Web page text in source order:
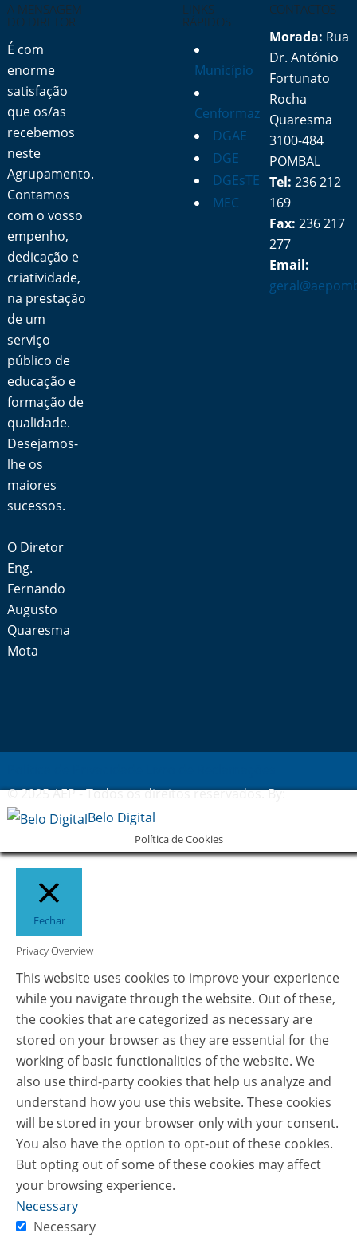
A MENSAGEM
DO DIRETOR
É com
enorme
satisfação
que os/as
recebemos
neste
Agrupamento.
Contamos
com o vosso
empenho,
dedicação e
criatividade,
na prestação
de um
serviço
público de
educação e
formação de
qualidade.
Desejamos-
lhe os
maiores
sucessos.
O Diretor
Eng.
Fernando
Augusto
Quaresma
Mota
LINKS
RÁPIDOS
Município
Cenformaz
DGAE
DGE
DGEsTE
MEC
CONTACTOS
Morada: Rua
Dr. António
Fortunato
Rocha
Quaresma
3100-484
POMBAL
Tel: 236 212
169
Fax: 236 217
277
Email:
© 2025 AEP - Todos os direitos reservados. By:
Belo Digital
Política de Cookies
Fechar
Privacy Overview
This website uses cookies to improve your experience
while you navigate through the website. Out of these,
the cookies that are categorized as necessary are
stored on your browser as they are essential for the
working of basic functionalities of the website. We
also use third-party cookies that help us analyze and
understand how you use this website. These cookies
will be stored in your browser only with your consent.
You also have the option to opt-out of these cookies.
But opting out of some of these cookies may affect
your browsing experience.
Necessary
Necessary